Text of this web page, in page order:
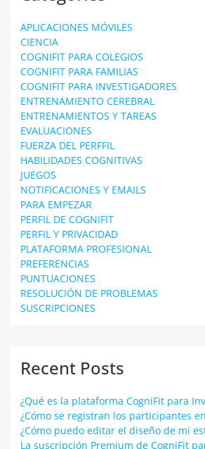
APLICACIONES MÓVILES
CIENCIA
COGNIFIT PARA COLEGIOS
COGNIFIT PARA FAMILIAS
COGNIFIT PARA INVESTIGADORES
ENTRENAMIENTO CEREBRAL
ENTRENAMIENTOS Y TAREAS
EVALUACIONES
FUERZA DEL PERFFIL
HABILIDADES COGNITIVAS
JUEGOS
NOTIFICACIONES Y EMAILS
PARA EMPEZAR
PERFIL DE COGNIFIT
PERFIL Y PRIVACIDAD
PLATAFORMA PROFESIONAL
PREFERENCIAS
PUNTUACIONES
RESOLUCIÓN DE PROBLEMAS
SUSCRIPCIONES
Recent Posts
¿Qué es la plataforma CogniFit para
¿Cómo se registran los participantes
¿Cómo puedo editar el diseño de mi
La suscripción Premium de CogniFit